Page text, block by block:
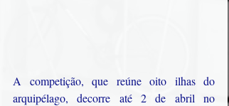
A competição, que reúne oito ilhas do
arquipélago, decorre até 2 de abril no